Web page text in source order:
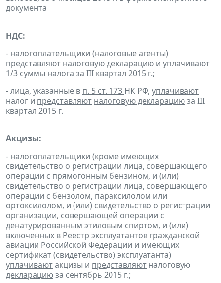
документа
НДС:
- налогоплательщики (налоговые агенты)
представляют налоговую декларацию и уплачивают
1/3 суммы налога за III квартал 2015 г.;
- лица, указанные в п. 5 ст. 173 НК РФ, уплачивают
налог и представляют налоговую декларациюза III
квартал 2015 г.
Акцизы:
- налогоплательщики (кроме имеющих
свидетельство о регистрации лица, совершающего
операции с прямогонным бензином, и (или)
свидетельство о регистрации лица, совершающего
операции с бензолом, параксилолом или
ортоксилолом, и (или) свидетельство о регистрации
организации, совершающей операции с
денатурированным этиловым спиртом, и (или)
включенных в Реестр эксплуатантов гражданской
авиации Российской Федерации и имеющих
сертификат (свидетельство) эксплуатанта)
уплачиваютакцизы и представляют налоговую
декларациюза сентябрь 2015 г.;